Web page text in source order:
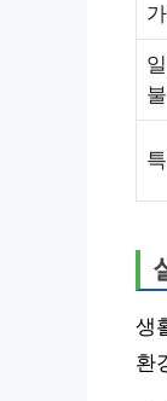
생
환